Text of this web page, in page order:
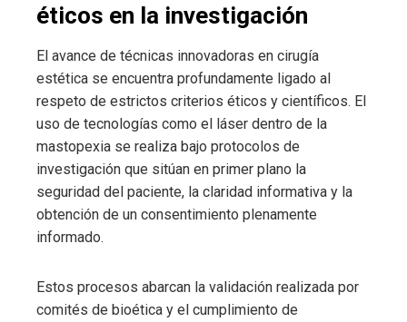
éticos en la investigación
El avance de técnicas innovadoras en cirugía
estética se encuentra profundamente ligado al
respeto de estrictos criterios éticos y científicos. El
uso de tecnologías como el láser dentro de la
mastopexia se realiza bajo protocolos de
investigación que sitúan en primer plano la
seguridad del paciente, la claridad informativa y la
obtención de un consentimiento plenamente
informado.
Estos procesos abarcan la validación realizada por
comités de bioética y el cumplimiento de